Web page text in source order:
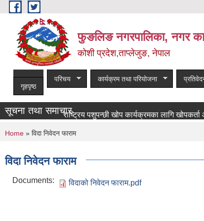
Skip to main content
फुङलिङ नगरपालिका, नगर
कोशी प्रदेश,ताप्लेजुङ, नेपाल
गृहपृष्ठ
परिचय कार्यक्रम तथा परियोजना
सूचना तथा समाचारराष्ट्रिय पशुपन्छी खोप कार्यक्रमका लागि खोपकर्ता
You are here
Home » विदा निवेदन फाराम
विदा निवेदन फाराम
Documents: विदाको निवेदन फाराम.pdf